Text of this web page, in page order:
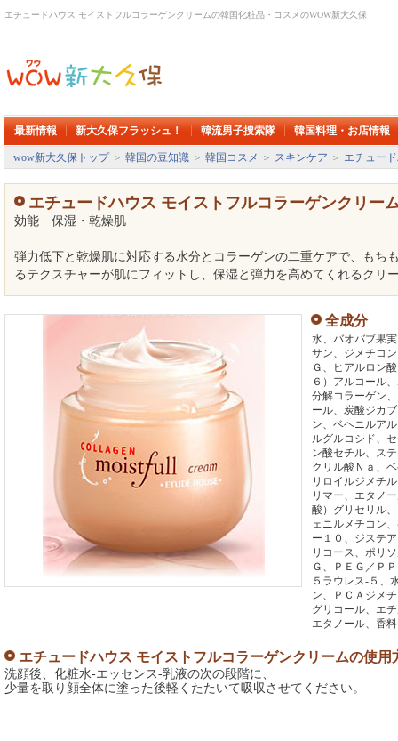
エチュードハウス モイストフルコラーゲンクリームの韓国化粧品・コスメのWOW新大久保
最新情報 新大久保フラッシュ！ 韓流男子捜索隊 韓国料理・お店情報
wow新大久保トップ＞ 韓国の豆知識 ＞ 韓国コスメ ＞ スキンケア ＞ エチュー
エチュードハウス モイストフルコラーゲンクリー
効能 保湿・乾燥肌
弾力低下と乾燥肌に対応する水分とコラーゲンの二重ケアで、もち
るテクスチャーが肌にフィットし、保湿と弾力を高めてくれるクリ
全成分
水、バオバブ果
サン、ジメチコ
Ｇ、ヒアルロン
６）アルコール
分解コラーゲン
ール、炭酸ジカ
ン、ベヘニルア
ルグルコシド、
ン酸セチル、ス
クリル酸Ｎａ、
リロイルジメチ
リマー、エタノ
酸）グリセリル
ェニルメチコン
ー１０、ジステ
リコース、ポリ
Ｇ、ＰＥＧ／Ｐ
５ラウレス‐５、
ン、ＰＣＡジメ
グリコール、エ
エタノール、香
エチュードハウス モイストフルコラーゲンクリームの使用
洗顔後、化粧水-エッセンス-乳液の次の段階に、
少量を取り顔全体に塗った後軽くたたいて吸収させてください。